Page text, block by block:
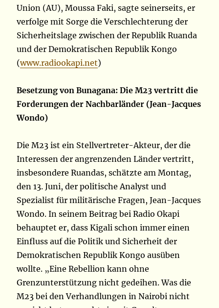
Union (AU), Moussa Faki, sagte seinerseits, er
verfolge mit Sorge die Verschlechterung der
Sicherheitslage zwischen der Republik Ruanda
und der Demokratischen Republik Kongo
(www.radiookapi.net)
Besetzung von Bunagana: Die M23 vertritt die
Forderungen der Nachbarländer (Jean-Jacques
Wondo)
Die M23 ist ein Stellvertreter-Akteur, der die
Interessen der angrenzenden Länder vertritt,
insbesondere Ruandas, schätzte am Montag,
den 13. Juni, der politische Analyst und
Spezialist für militärische Fragen, Jean-Jacques
Wondo. In seinem Beitrag bei Radio Okapi
behauptet er, dass Kigali schon immer einen
Einfluss auf die Politik und Sicherheit der
Demokratischen Republik Kongo ausüben
wollte. „Eine Rebellion kann ohne
Grenzunterstützung nicht gedeihen. Was die
M23 bei den Verhandlungen in Nairobi nicht